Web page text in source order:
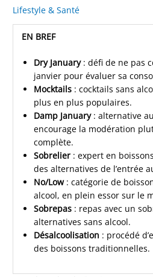
Lifestyle & Santé
EN BREF
Dry January: défi de ne pas
janvier pour évaluer sa
Mocktails: cocktails sans
plus en plus populaires.
Damp January: alternative
encourage la modération
complète.
Sobrelier: expert en
des alternatives de l’entrée
No/Low: catégorie de
alcool, en plein essor sur le
Sobrepas: repas avec un
alternatives sans alcool.
Désalcoolisation : procédé
des boissons traditionnelles.